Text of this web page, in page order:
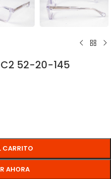
C2 52-20-145
CARRITO
AHORA